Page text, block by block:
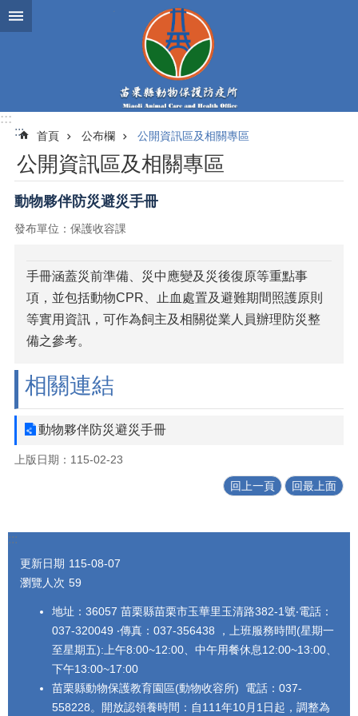
跳到主要內容區塊
:::
:::
首頁 公布欄 公開資訊區及相關專區
公開資訊區及相關專區
動物夥伴防災避災手冊
發布單位：保護收容課
手冊涵蓋災前準備、災中應變及災後復原等重點事
項，並包括動物CPR、止血處置及避難期間照護原則
等實用資訊，可作為飼主及相關從業人員辦理防災整
備之參考。
相關連結
動物夥伴防災避災手冊
上版日期：115-02-23
回上一頁 回最上面
:::
更新日期 115-08-07
瀏覽人次 59
地址：36057 苗栗縣苗栗市玉華里玉清路382-1號‧電話：
037-320049 ‧傳真：037-356438 ，上班服務時間(星期一
至星期五):上午8:00~12:00、中午用餐休息12:00~13:00、
下午13:00~17:00
苗栗縣動物保護教育園區(動物收容所) 電話：037-
558228。開放認領養時間：自111年10月1日起，調整為